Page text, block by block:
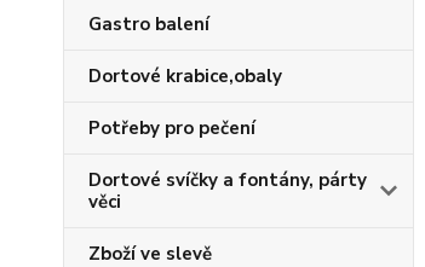
Gastro balení
Dortové krabice,obaly
Potřeby pro pečení
Dortové svíčky a fontány, párty
věci
Zboží ve slevě